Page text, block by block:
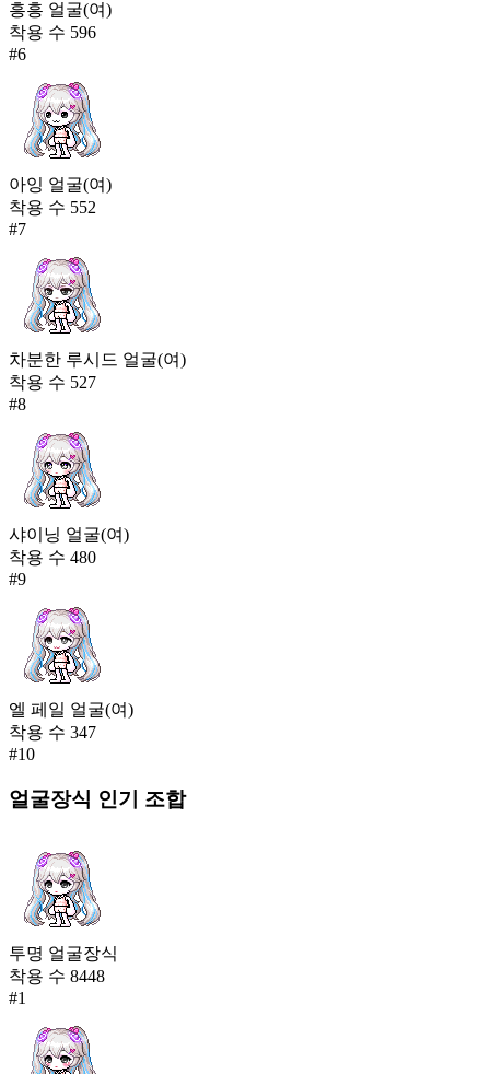
흥흥 얼굴(여)
착용 수 596
#6
아잉 얼굴(여)
착용 수 552
#7
차분한 루시드 얼굴(여)
착용 수 527
#8
샤이닝 얼굴(여)
착용 수 480
#9
엘 페일 얼굴(여)
착용 수 347
#10
얼굴장식 인기 조합
투명 얼굴장식
착용 수 8448
#1